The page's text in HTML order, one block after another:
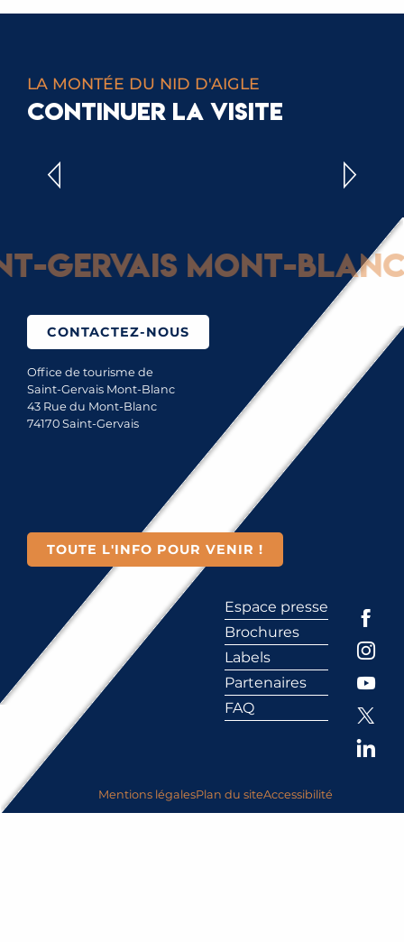
LA MONTÉE DU NID D'AIGLE
CONTINUER LA VISITE
Mont-Blanc :
CONTACTEZ-NOUS
Office de tourisme de
Saint-Gervais Mont-Blanc
43 Rue du Mont-Blanc
74170 Saint-Gervais
TOUTE L'INFO POUR VENIR !
Espace presse
Brochures
Labels
Partenaires
FAQ
Mentions légalesPlan du siteAccessibilité